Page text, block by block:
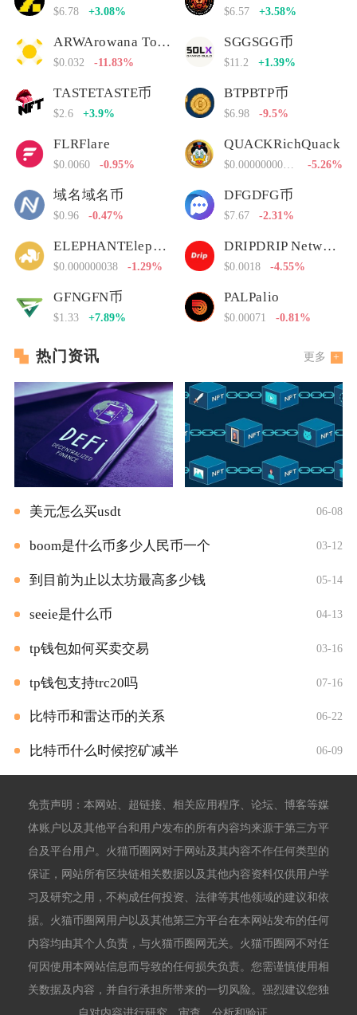
$6.78 +3.08% $6.57 +3.58%
ARWArowana Token
$0.032 -11.83%
SGGSGG币
$11.2 +1.39%
TASTETASTE币
$2.6 +3.9%
BTPBTP币
$6.98 -9.5%
FLRFlare
$0.0060 -0.95%
QUACKRichQuack
$0.00000000000 -5.26%
域名域名币
$0.96 -0.47%
DFGDFG币
$7.67 -2.31%
ELEPHANTElephant Money
$0.000000038 -1.29%
DRIPDRIP Network
$0.0018 -4.55%
GFNGFN币
$1.33 +7.89%
PALPalio
$0.00071 -0.81%
热门资讯 更多
美元怎么买usdt 06-08
boom是什么币多少人民币一个 03-12
到目前为止以太坊最高多少钱 05-14
seeie是什么币 04-13
tp钱包如何买卖交易 03-16
tp钱包支持trc20吗 07-16
比特币和雷达币的关系 06-22
比特币什么时候挖矿减半 06-09
免责声明：本网站、超链接、相关应用程序、论坛、博客等媒
体账户以及其他平台和用户发布的所有内容均来源于第三方平
台及平台用户。火猫币圈网对于网站及其内容不作任何类型的
保证，网站所有区块链相关数据以及其他内容资料仅供用户学
习及研究之用，不构成任何投资、法律等其他领域的建议和依
据。火猫币圈网用户以及其他第三方平台在本网站发布的任何
内容均由其个人负责，与火猫币圈网无关。火猫币圈网不对任
何因使用本网站信息而导致的任何损失负责。您需谨慎使用相
关数据及内容，并自行承担所带来的一切风险。强烈建议您独